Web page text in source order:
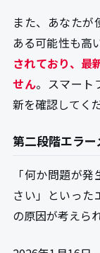
また、あなたが
ある可能性も高
されており、最
せん。スマート
新を確認してく
第二段階エラ
「何か問題が
さい」といった
の原因が考えら